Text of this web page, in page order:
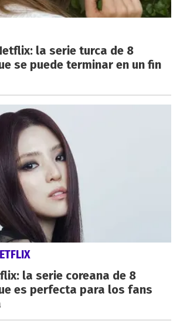
la serie turca de 8
se puede terminar en un fin
la serie coreana de 8
es perfecta para los fans